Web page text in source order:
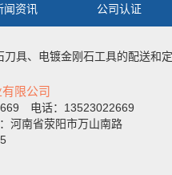
闻资讯 公司认证
刀具、 电镀金刚石工具的配送和
限公司
电话：13523022669
河南省荥阳市万山南路